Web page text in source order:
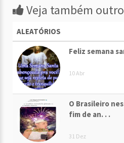
Veja também
ALEATÓRIOS
Feliz semana
10 Abr
O Brasileiro
fim de an. . .
31 Dez